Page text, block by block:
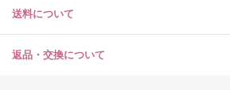
送料について
返品・交換について